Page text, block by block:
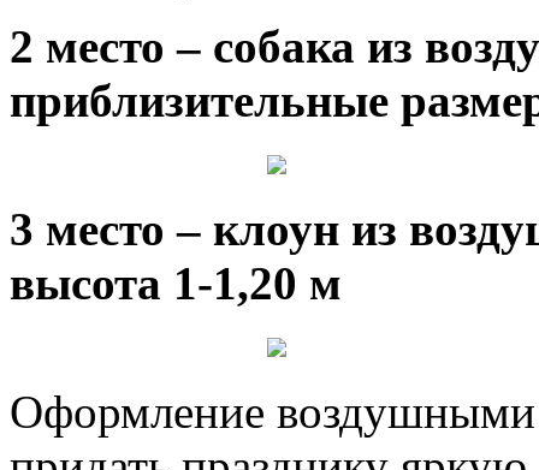
2 место – собака из
приблизительные
3 место – клоун из
высота 1-1,20 м
Оформление